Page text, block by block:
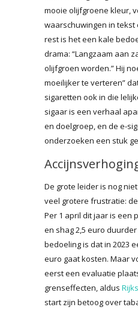
mooie olijfgroene kleur,
waarschuwingen in tekst
rest is het een kale
drama: “Langzaam aan
olijfgroen worden.” Hij
moeilijker te verteren”
sigaretten ook in die
sigaar is een verhaal
en doelgroep, en de e-
onderzoeken een stuk
De grote leider is nog
veel grotere frustratie:
Per 1 april dit jaar is een
en shag 2,5 euro
bedoeling is dat in 2023
euro gaat kosten. Maar
eerst een evaluatie
grenseffecten, aldus
start zijn betoog over